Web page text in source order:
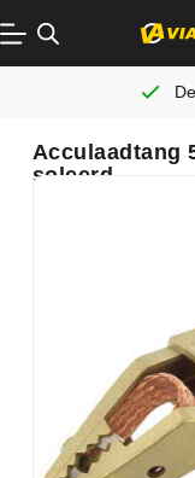
Acculaadtang
soleerd